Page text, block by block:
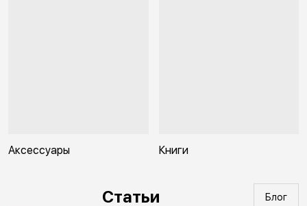
Аксессуары Книги
Статьи Блог